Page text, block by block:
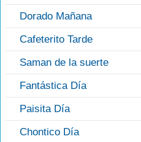
Dorado Mañana
Cafeterito Tarde
Saman de la suerte
Fantástica Día
Paisita Día
Chontico Día